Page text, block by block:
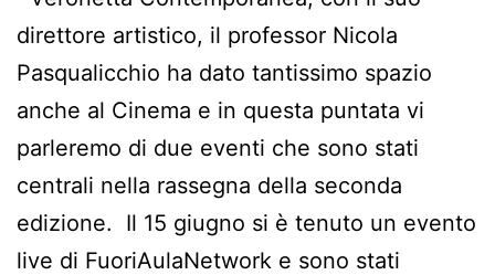
direttore artistico, il professor Nicola
Pasqualicchio ha dato tantissimo spazio
anche al Cinema e in questa puntata vi
parleremo di due eventi che sono stati
centrali nella rassegna della seconda
edizione. Il 15 giugno si è tenuto un evento
live di FuoriAulaNetwork e sono stati